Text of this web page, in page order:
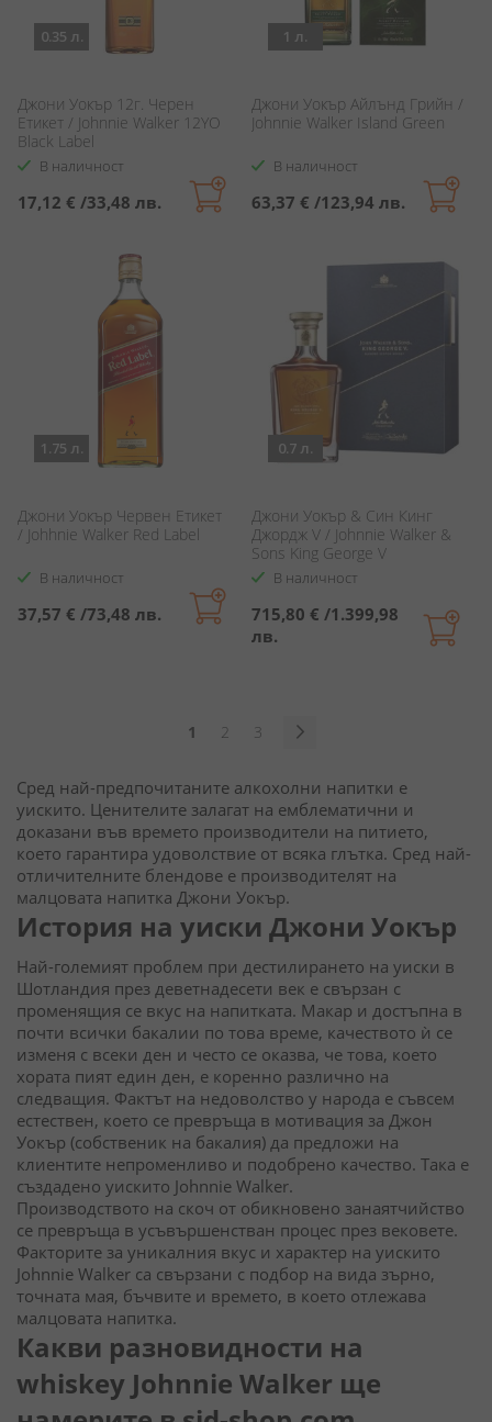
0.35 л.
Джони Уокър 12г. Черен
Етикет / Johnnie Walker 12YO
Black Label
В наличност
17,12 € /33,48 лв.
1 л.
Джони Уокър Айлънд Грийн /
Johnnie Walker Island Green
В наличност
63,37 € /123,94 лв.
1.75 л.
Джони Уокър Червен Етикет
/ Johhnie Walker Red Label
В наличност
37,57 € /73,48 лв.
0.7 л.
Джони Уокър & Син Кинг
Джордж V / Johnnie Walker &
Sons King George V
В наличност
715,80 € /1.399,98
лв.
Страница
В
четете
страница
1 Страница
2 Страница
3
Сред най-предпочитаните алкохолни напитки е
уискито. Ценителите залагат на емблематични и
доказани във времето производители на питието,
което гарантира удоволствие от всяка глътка. Сред най-
отличителните блендове е производителят на
малцовата напитка Джони Уокър.
История на уиски Джони Уокър
Най-големият проблем при дестилирането на уиски в
Шотландия през деветнадесети век е свързан с
променящия се вкус на напитката. Макар и достъпна в
почти всички бакалии по това време, качеството ѝ се
изменя с всеки ден и често се оказва, че това, което
хората пият един ден, е коренно различно на
следващия. Фактът на недоволство у народа е съвсем
естествен, което се превръща в мотивация за Джон
Уокър (собственик на бакалия) да предложи на
клиентите непроменливо и подобрено качество. Така е
създадено уискито Johnnie Walker.
Производството на скоч от обикновено занаятчийство
се превръща в усъвършенстван процес през вековете.
Факторите за уникалния вкус и характер на уискито
Johnnie Walker са свързани с подбор на вида зърно,
точната мая, бъчвите и времето, в което отлежава
малцовата напитка.
Какви разновидности на
whiskey Johnnie Walker ще